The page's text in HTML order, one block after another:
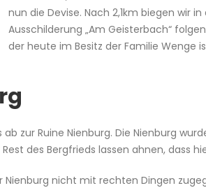
nun die Devise. Nach 2,1km biegen wir
Ausschilderung „Am Geisterbach“
der heute im Besitz der Familie Wenge
zur Ruine Nienburg. Die Nienburg
des Bergfrieds lassen ahnen, dass
Nienburg nicht mit rechten Dingen